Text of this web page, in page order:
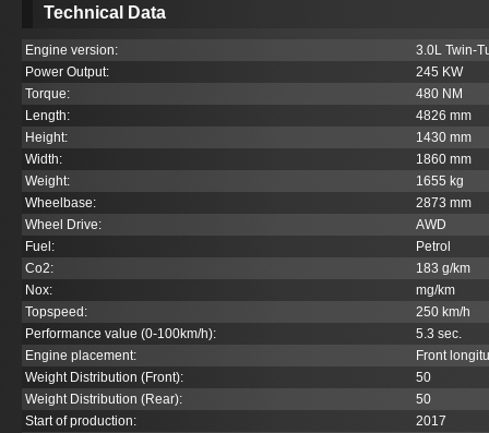
Technical Data
Engine version:
3.0L Twin-
Power Output:
245 KW
Torque:
480 NM
Length:
4826 mm
Height:
1430 mm
Width:
1860 mm
Weight:
1655 kg
Wheelbase:
2873 mm
Wheel Drive:
AWD
Fuel:
Petrol
Co2:
183 g/km
Nox:
mg/km
Topspeed:
250 km/h
Performance value (0-100km/h):
5.3 sec.
Engine placement:
Front
Weight Distribution (Front):
50
Weight Distribution (Rear):
50
Start of production:
2017